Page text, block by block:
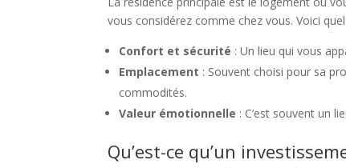
vous considérez comme chez vous. Voici
Confort et sécurité : Un lieu qui vous
Emplacement : Souvent choisi pour sa
commodités.
Valeur émotionnelle : C’est souvent un
Qu’est-ce qu’un